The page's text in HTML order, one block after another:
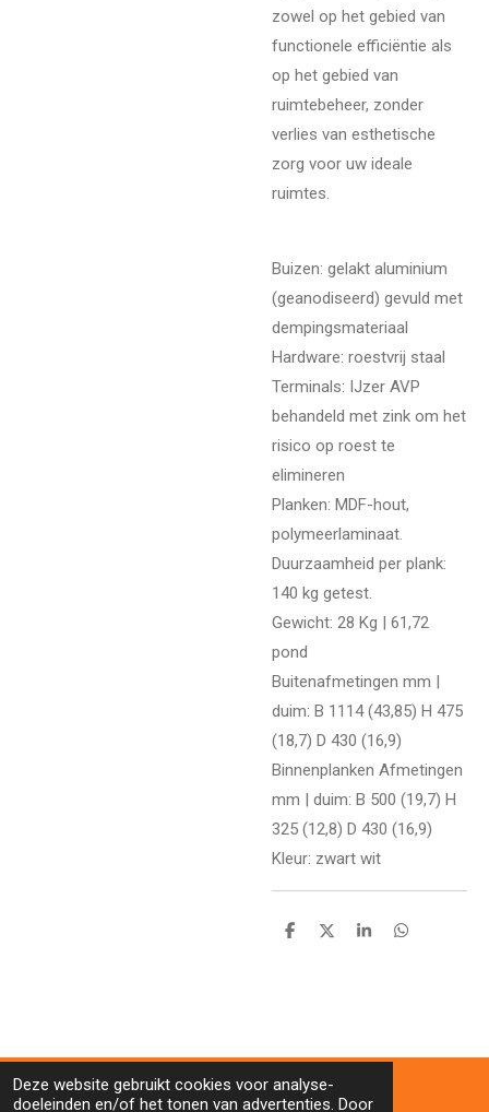
Deze website gebruikt cookies voor analyse-
doeleinden en/of het tonen van advertenties. Door
zowel op het gebied van
functionele efficiëntie als
op het gebied van
ruimtebeheer, zonder
verlies van esthetische
zorg voor uw ideale
ruimtes.
Buizen: gelakt aluminium
(geanodiseerd) gevuld met
dempingsmateriaal
Hardware: roestvrij staal
Terminals: IJzer AVP
behandeld met zink om het
risico op roest te
elimineren
Planken: MDF-hout,
polymeerlaminaat.
Duurzaamheid per plank:
140 kg getest.
Gewicht: 28 Kg | 61,72
pond
Buitenafmetingen mm |
duim: B 1114 (43,85) H 475
(18,7) D 430 (16,9)
Binnenplanken Afmetingen
mm | duim: B 500 (19,7) H
325 (12,8) D 430 (16,9)
Kleur: zwart wit
D
D
S
D